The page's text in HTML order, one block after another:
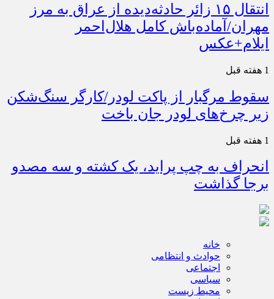
انتقال ۱۵ زائر حادثه‌دیده از عراق به مرز
مهران/آماده‌باش کامل هلال‌احمر
ایلام+عکس
1 هفته قبل
سقوط مرگبار از پاکت لودر/کارگر سنگ‌شکن
زیر چرخ‌های لودر جان باخت
1 هفته قبل
انحراف به چپ پراید، یک کشته و سه مصدو
برجا گذاشت
خانه
حوادث و انتظامی
اجتماعی
سیاسی
محیط زیست